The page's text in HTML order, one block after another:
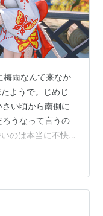
雨なんて来なか
ようで。じめじ
い頃から南側に
うなって言うの
のは本当に不快
時間に起きられ
気づいたら深夜1
ければそのまま
たいと思えば目